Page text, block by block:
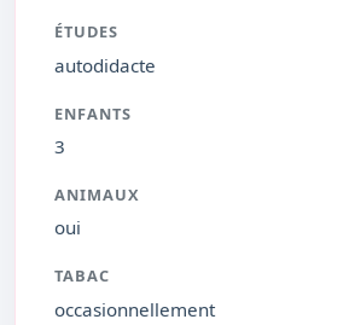
ÉTUDES
autodidacte
ENFANTS
3
ANIMAUX
oui
TABAC
occasionnellement